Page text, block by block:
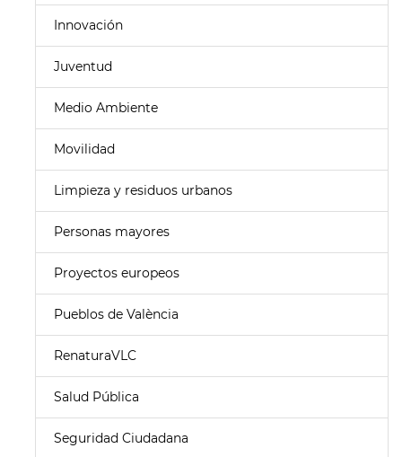
Innovación
Juventud
Medio Ambiente
Movilidad
Limpieza y residuos urbanos
Personas mayores
Proyectos europeos
Pueblos de València
RenaturaVLC
Salud Pública
Seguridad Ciudadana